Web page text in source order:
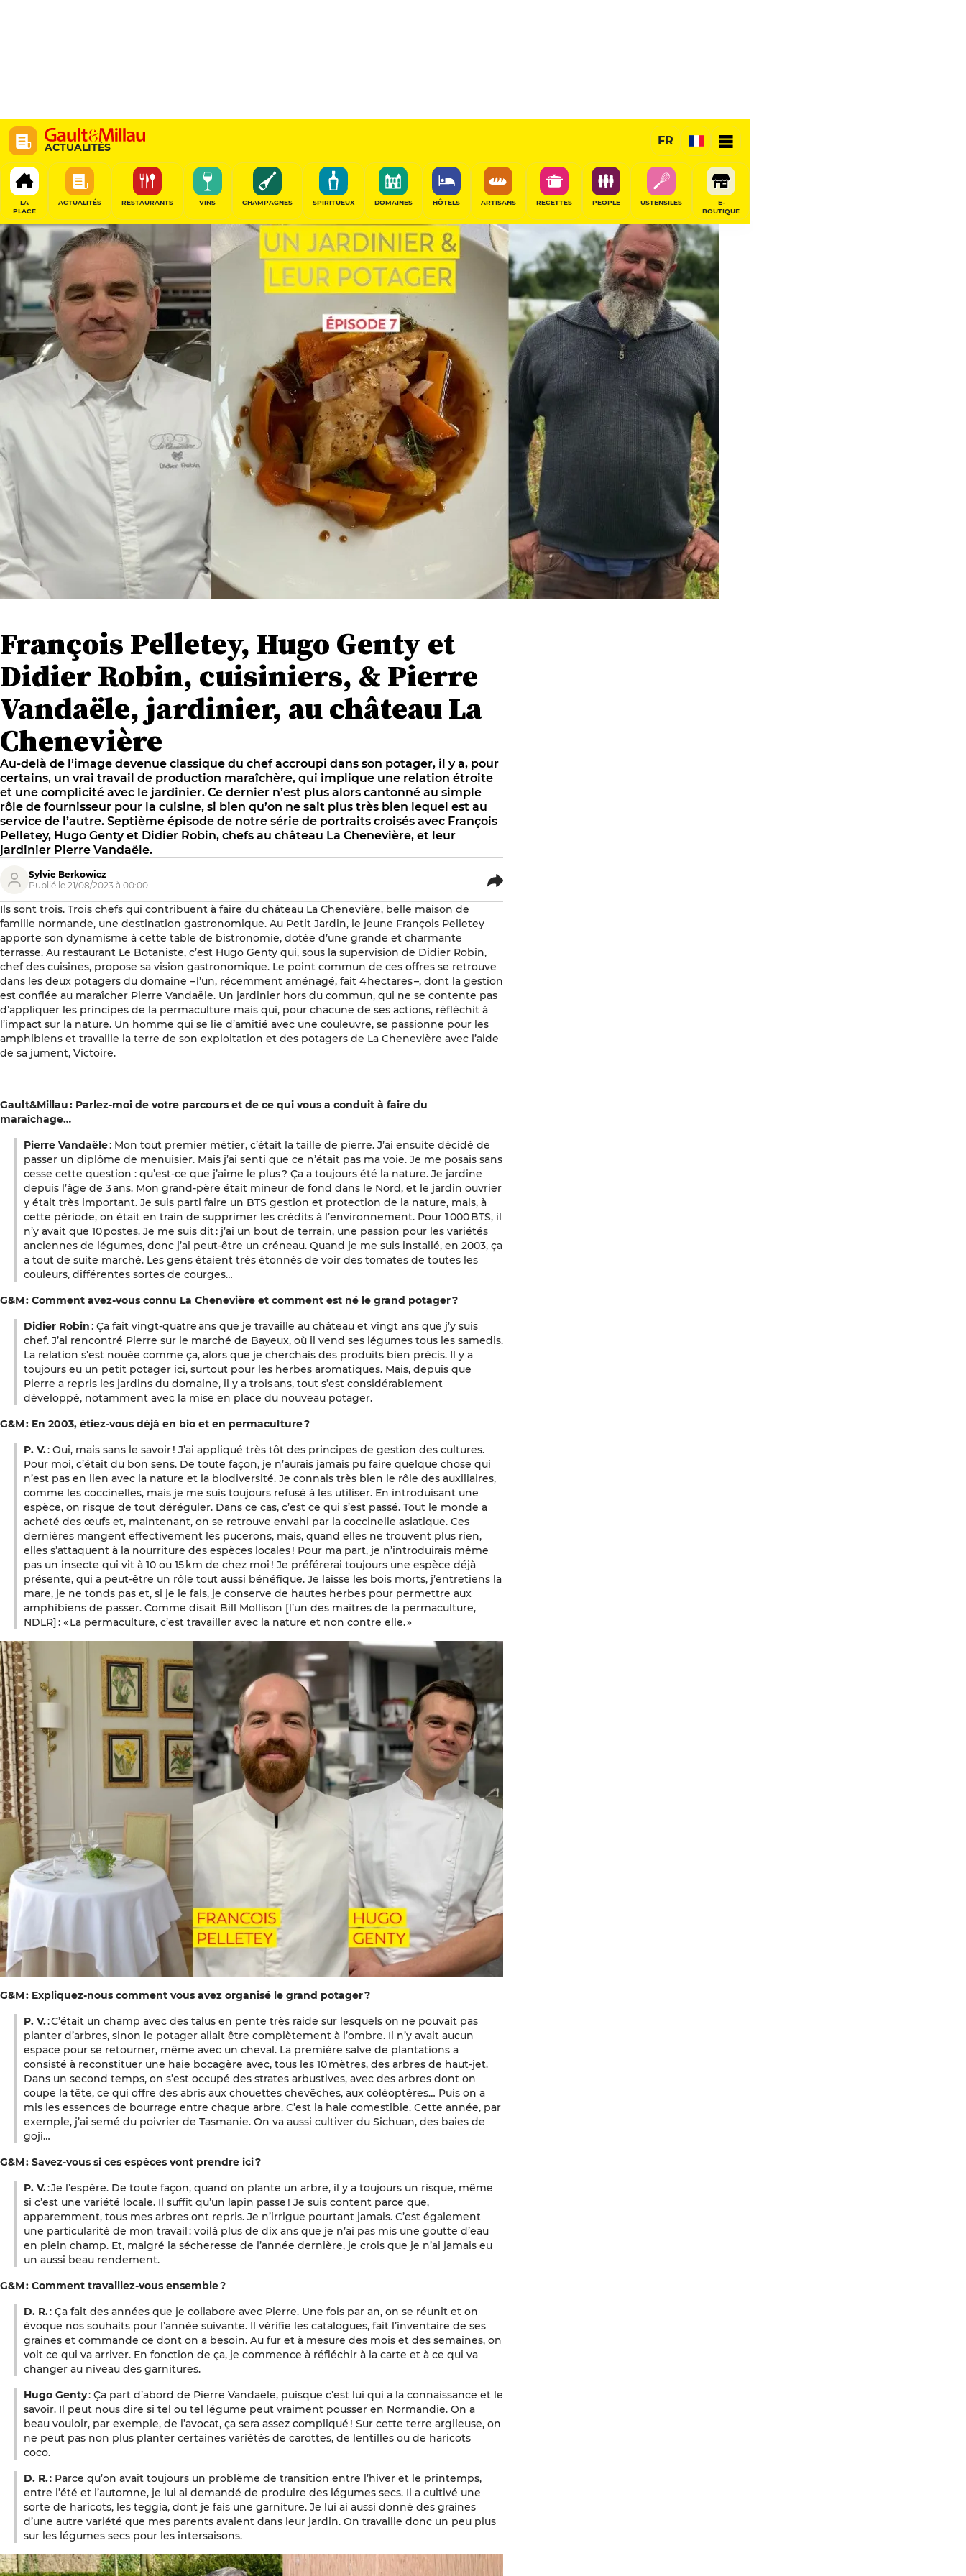
ACTUALITÉS
FR
LA
PLACE
ACTUALITÉS RESTAURANTS VINS CHAMPAGNES SPIRITUEUX DOMAINES HÔTELS ARTISANS RECETTES PEOPLE USTENSILES
E-
BOUTIQUE
François Pelletey, Hugo Genty et
Didier Robin, cuisiniers, & Pierre
Vandaële, jardinier, au château La
Chenevière
Au-delà de l’image devenue classique du chef accroupi dans son potager, il y a, pour
certains, un vrai travail de production maraîchère, qui implique une relation étroite
et une complicité avec le jardinier. Ce dernier n’est plus alors cantonné au simple
rôle de fournisseur pour la cuisine, si bien qu’on ne sait plus très bien lequel est au
service de l’autre. Septième épisode de notre série de portraits croisés avec François
Pelletey, Hugo Genty et Didier Robin, chefs au château La Chenevière, et leur
jardinier Pierre Vandaële.
Sylvie Berkowicz
Publié le 21/08/2023 à 00:00
Ils sont trois. Trois chefs qui contribuent à faire du château La Chenevière, belle maison de
famille normande, une destination gastronomique. Au Petit Jardin, le jeune François Pelletey
apporte son dynamisme à cette table de bistronomie, dotée d’une grande et charmante
terrasse. Au restaurant Le Botaniste, c’est Hugo Genty qui, sous la supervision de Didier Robin,
chef des cuisines, propose sa vision gastronomique. Le point commun de ces offres se retrouve
dans les deux potagers du domaine – l’un, récemment aménagé, fait 4 hectares –, dont la gestion
est confiée au maraîcher Pierre Vandaële. Un jardinier hors du commun, qui ne se contente pas
d’appliquer les principes de la permaculture mais qui, pour chacune de ses actions, réfléchit à
l’impact sur la nature. Un homme qui se lie d’amitié avec une couleuvre, se passionne pour les
amphibiens et travaille la terre de son exploitation et des potagers de La Chenevière avec l’aide
de sa jument, Victoire.
Gault&Millau : Parlez-moi de votre parcours et de ce qui vous a conduit à faire du
maraîchage…
Pierre Vandaële: Mon tout premier métier, c’était la taille de pierre. J’ai ensuite décidé de
passer un diplôme de menuisier. Mais j’ai senti que ce n’était pas ma voie. Je me posais sans
cesse cette question : qu’est-ce que j’aime le plus ? Ça a toujours été la nature. Je jardine
depuis l’âge de 3 ans. Mon grand-père était mineur de fond dans le Nord, et le jardin ouvrier
y était très important. Je suis parti faire un BTS gestion et protection de la nature, mais, à
cette période, on était en train de supprimer les crédits à l’environnement. Pour 1 000 BTS, il
n’y avait que 10 postes. Je me suis dit : j’ai un bout de terrain, une passion pour les variétés
anciennes de légumes, donc j’ai peut-être un créneau. Quand je me suis installé, en 2003, ça
a tout de suite marché. Les gens étaient très étonnés de voir des tomates de toutes les
couleurs, différentes sortes de courges…
G&M : Comment avez-vous connu La Chenevière et comment est né le grand potager ?
Didier Robin: Ça fait vingt-quatre ans que je travaille au château et vingt ans que j’y suis
chef. J’ai rencontré Pierre sur le marché de Bayeux, où il vend ses légumes tous les samedis.
La relation s’est nouée comme ça, alors que je cherchais des produits bien précis. Il y a
toujours eu un petit potager ici, surtout pour les herbes aromatiques. Mais, depuis que
Pierre a repris les jardins du domaine, il y a trois ans, tout s’est considérablement
développé, notamment avec la mise en place du nouveau potager.
G&M : En 2003, étiez-vous déjà en bio et en permaculture ?
P. V.: Oui, mais sans le savoir ! J’ai appliqué très tôt des principes de gestion des cultures.
Pour moi, c’était du bon sens. De toute façon, je n’aurais jamais pu faire quelque chose qui
n’est pas en lien avec la nature et la biodiversité. Je connais très bien le rôle des auxiliaires,
comme les coccinelles, mais je me suis toujours refusé à les utiliser. En introduisant une
espèce, on risque de tout déréguler. Dans ce cas, c’est ce qui s’est passé. Tout le monde a
acheté des œufs et, maintenant, on se retrouve envahi par la coccinelle asiatique. Ces
dernières mangent effectivement les pucerons, mais, quand elles ne trouvent plus rien,
elles s’attaquent à la nourriture des espèces locales ! Pour ma part, je n’introduirais même
pas un insecte qui vit à 10 ou 15 km de chez moi ! Je préférerai toujours une espèce déjà
présente, qui a peut-être un rôle tout aussi bénéfique. Je laisse les bois morts, j’entretiens la
mare, je ne tonds pas et, si je le fais, je conserve de hautes herbes pour permettre aux
amphibiens de passer. Comme disait Bill Mollison [l’un des maîtres de la permaculture,
NDLR] : « La permaculture, c’est travailler avec la nature et non contre elle. »
G&M : Expliquez-nous comment vous avez organisé le grand potager ?
P. V.: C’était un champ avec des talus en pente très raide sur lesquels on ne pouvait pas
planter d’arbres, sinon le potager allait être complètement à l’ombre. Il n’y avait aucun
espace pour se retourner, même avec un cheval. La première salve de plantations a
consisté à reconstituer une haie bocagère avec, tous les 10 mètres, des arbres de haut-jet.
Dans un second temps, on s’est occupé des strates arbustives, avec des arbres dont on
coupe la tête, ce qui offre des abris aux chouettes chevêches, aux coléoptères… Puis on a
mis les essences de bourrage entre chaque arbre. C’est la haie comestible. Cette année, par
exemple, j’ai semé du poivrier de Tasmanie. On va aussi cultiver du Sichuan, des baies de
goji…
G&M : Savez-vous si ces espèces vont prendre ici ?
P. V.: Je l’espère. De toute façon, quand on plante un arbre, il y a toujours un risque, même
si c’est une variété locale. Il suffit qu’un lapin passe ! Je suis content parce que,
apparemment, tous mes arbres ont repris. Je n’irrigue pourtant jamais. C’est également
une particularité de mon travail : voilà plus de dix ans que je n’ai pas mis une goutte d’eau
en plein champ. Et, malgré la sécheresse de l’année dernière, je crois que je n’ai jamais eu
un aussi beau rendement.
G&M : Comment travaillez-vous ensemble ?
D. R.: Ça fait des années que je collabore avec Pierre. Une fois par an, on se réunit et on
évoque nos souhaits pour l’année suivante. Il vérifie les catalogues, fait l’inventaire de ses
graines et commande ce dont on a besoin. Au fur et à mesure des mois et des semaines, on
voit ce qui va arriver. En fonction de ça, je commence à réfléchir à la carte et à ce qui va
changer au niveau des garnitures.
Hugo Genty: Ça part d’abord de Pierre Vandaële, puisque c’est lui qui a la connaissance et le
savoir. Il peut nous dire si tel ou tel légume peut vraiment pousser en Normandie. On a
beau vouloir, par exemple, de l’avocat, ça sera assez compliqué ! Sur cette terre argileuse, on
ne peut pas non plus planter certaines variétés de carottes, de lentilles ou de haricots
coco.
D. R.: Parce qu’on avait toujours un problème de transition entre l’hiver et le printemps,
entre l’été et l’automne, je lui ai demandé de produire des légumes secs. Il a cultivé une
sorte de haricots, les teggia, dont je fais une garniture. Je lui ai aussi donné des graines
d’une autre variété que mes parents avaient dans leur jardin. On travaille donc un peu plus
sur les légumes secs pour les intersaisons.